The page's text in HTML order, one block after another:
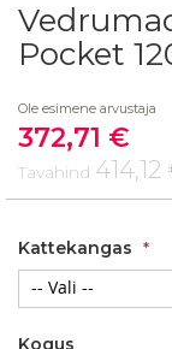
Skip
to
the
of
the
images
gallery
Pocket
Ole esimene arvustaja
Soodushind
372,71 €
Tavahind 414,12
Kattekangas
Kogus